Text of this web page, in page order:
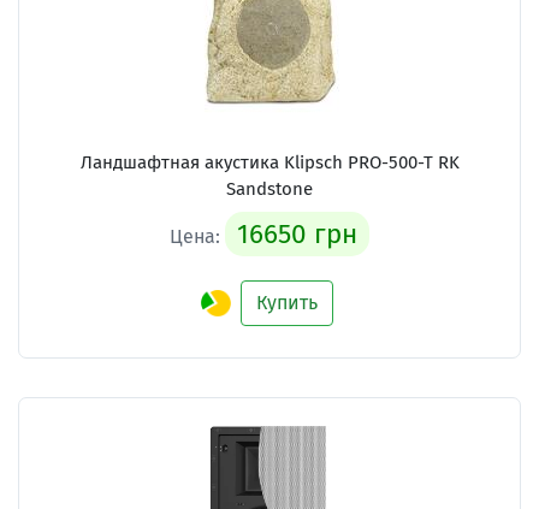
Ландшафтная акустика Klipsch PRO-500-T RK
Sandstone
Цена: 16650 грн
Купить